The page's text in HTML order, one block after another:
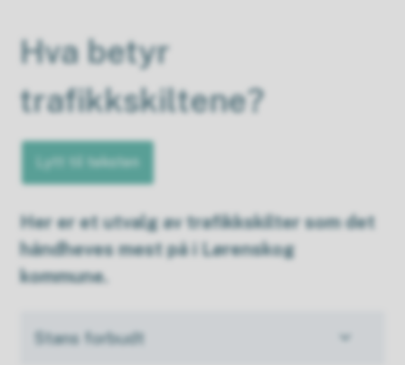
Hva betyr
trafikkskiltene?
Lytt til teksten
Her er et utvalg av trafikkskilter som det
håndheves mest på i Lørenskog
kommune.
Stans forbudt